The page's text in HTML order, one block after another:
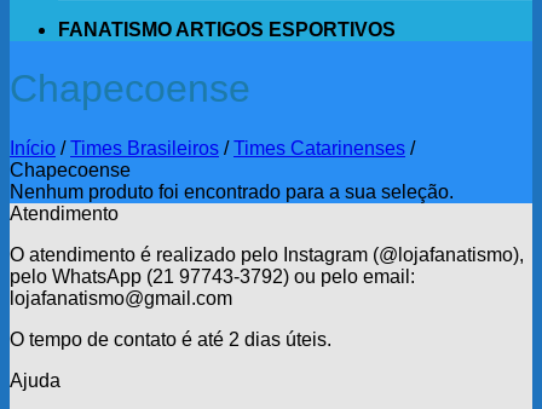
FANATISMO ARTIGOS ESPORTIVOS
Chapecoense
Início / Times Brasileiros / Times Catarinenses /
Chapecoense
Nenhum produto foi encontrado para a sua seleção.
Atendimento
O atendimento é realizado pelo Instagram (@lojafanatismo),
pelo WhatsApp (21 97743-3792) ou pelo email:
lojafanatismo@gmail.com
O tempo de contato é até 2 dias úteis.
Ajuda